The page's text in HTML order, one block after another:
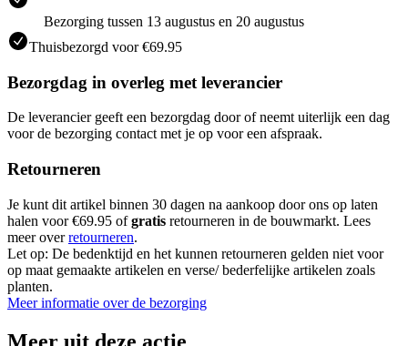
Bezorging tussen 13 augustus en 20 augustus
Thuisbezorgd voor €69.95
Bezorgdag in overleg met leverancier
De leverancier geeft een bezorgdag door of neemt uiterlijk een dag
voor de bezorging contact met je op voor een afspraak.
Retourneren
Je kunt dit artikel binnen 30 dagen na aankoop door ons op laten
halen voor €69.95 ofgratis retourneren in de bouwmarkt. Lees
meer overretourneren.
Let op: De bedenktijd en het kunnen retourneren gelden niet voor
op maat gemaakte artikelen en verse/ bederfelijke artikelen zoals
planten.
Meer informatie over de bezorging
Meer uit deze actie